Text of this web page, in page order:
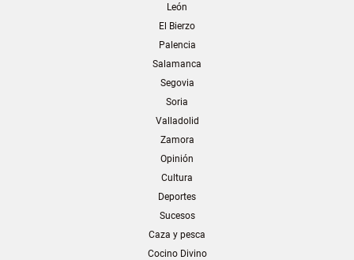
León
El Bierzo
Palencia
Salamanca
Segovia
Soria
Valladolid
Zamora
Opinión
Cultura
Deportes
Sucesos
Caza y pesca
Cocino Divino